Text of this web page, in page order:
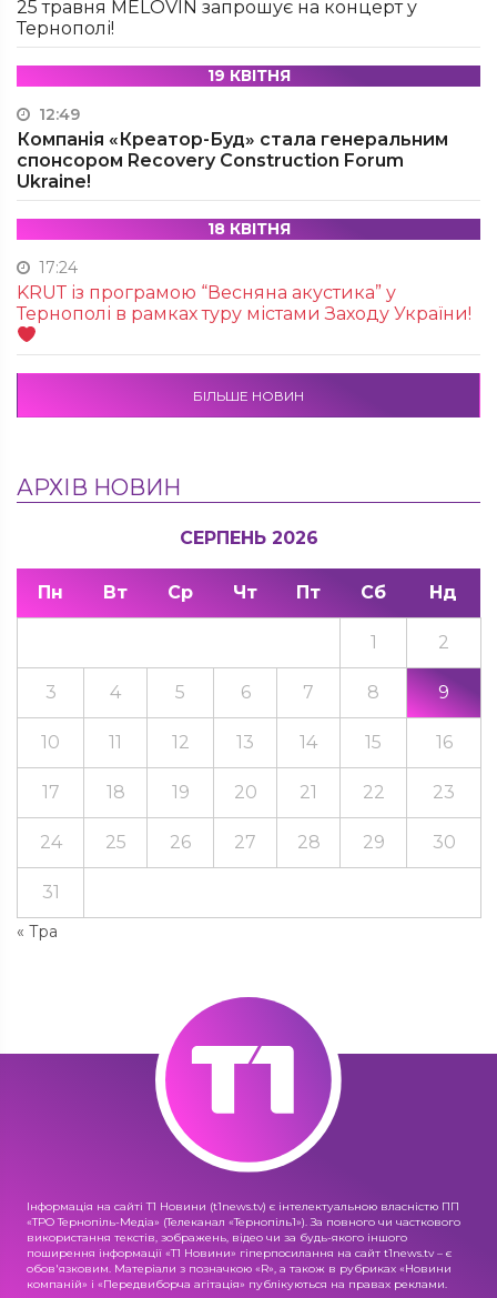
25 травня MÉLOVIN запрошує на концерт у
Тернополі!
19 КВІТНЯ
12:49
Компанія «Креатор-Буд» стала генеральним
спонсором Recovery Construction Forum
Ukraine!
18 КВІТНЯ
17:24
KRUТ із програмою “Весняна акустика” у
Тернополі в рамках туру містами Заходу України!
БІЛЬШЕ НОВИН
АРХІВ НОВИН
СЕРПЕНЬ 2026
Пн Вт Ср Чт Пт Сб Нд
« Тра
1 2
3 4 5 6 7 8 9
10 11 12 13 14 15 16
17 18 19 20 21 22 23
24 25 26 27 28 29 30
31
Інформація на сайті Т1 Новини (t1news.tv) є інтелектуальною власністю ПП
«ТРО Тернопіль-Медіа» (Телеканал «Тернопіль1»). За повного чи часткового
використання текстів, зображень, відео чи за будь-якого іншого
поширення інформації «Т1 Новини» гіперпосилання на сайт t1news.tv – є
обов'язковим. Матеріали з позначкою «R», а також в рубриках «Новини
компаній» і «Передвиборча агітація» публікуються на правах реклами.